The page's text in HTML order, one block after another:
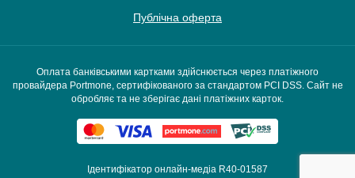
Публічна оферта
Ідентифікатор онлайн-медіа R40-01587
Оплата банківськими картками здійснюється через платіжного
провайдера Portmone, сертифікованого за стандартом PCI DSS. Сайт не
обробляє та не зберігає дані платіжних карток.